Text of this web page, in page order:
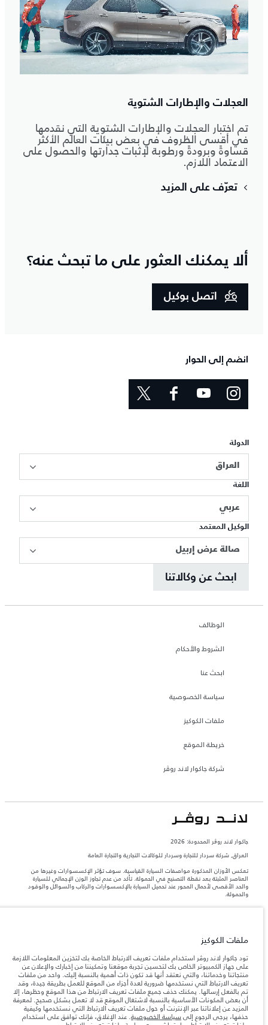
العجلات والإطارات الشتوية
تم اختبار العجلات والإطارات الشتوية التي نقدمها
في أقسى الظروف في بعض بيئات العالم الأكثر
قساوةً وبرودةً ورطوبة لإثبات جدارتها والحصول على
الاعتماد اللازم.
تعرّف على المزيد
ألا يمكنك العثور على ما تبحث عنه؟
اتصل بوكيل
انضم إلى الحوار
الدولة
العراق
اللغة
عربي
الوكيل المعتمد
صالة عرض إربيل
ابحث عن وكالاتنا
الوظائف
الشروط والأحكام
ابحث عنا
سياسة الخصوصية
ملفات الكوكيز
خريطة الموقع
شركة جاكوار لاند روڤر
جاكوار لاند روڨر المحدودة: 2026
العراق, شركة سردار للتجارة وسردار للوكالات التجارية والتجارة العامة
تعكس الأوزان المذكورة مواصفات السيارة القياسية. سوف تؤثر الإكسسوارات وغيرها من
العناصر المثبتة بعد نقطة التصنيع في الحمولة. تأكد من عدم تجاوز الوزن الإجمالي للسيارة
والحد الأقصى لأحمال المحور عند تحميل السيارة بالإكسسوارات والركاب والسوائل والوقود
والحمولة.
والتحقق من الأسعار.
في مواصفات تصميم السيارات وتوفر الخيارات وتوقيتات التصاميم. هذا ظرف ديناميكي
للغاية، ونتيجة لذلك، قد لا تمثّل الصور المستخدَمة ضمن موقع الويب حاليًا المواصفات الحالية
بالكامل بالنسبة إلى الميزات والخيارات والحلية ومجموعات الألوان. يرجى استشارة وكيلك الذي
سيتمكّن من تأكيد أي تقييدات حالية معك للسماح لك باتخاذ قرار مدروس
الأرقام المقدمة هي نتيجة لاختبارات المصنع الرسمية وفقاً لتشريعات الاتحاد الأوروبي. قد
يتباين استهلك الوقود الفعلي للمركبة عن ذلك المتحقق في تلك الاختبارات كما أن هذه
الأرقام بغرض المقارنة فحسب.
ملفات الكوكيز
تود جاكوار لاند روڤر استخدام ملفات تعريف الارتباط الخاصة بك لتخزين المعلومات اللازمة
على جهاز الكمبيوتر الخاص بك لتحسين تجربة موقعنا وتمكيننا من إخبارك والإعلان عن
منتجاتنا وخدماتنا، والتي نعتقد أنها قد تكون ذات أهمية بالنسبة إليك. واحد من ملفات
تعريف الارتباط التي نستخدمها ضرورية لعدة أجزاء من الموقع للعمل بطريقة جيدة، وقد
تم بالفعل إرسالها. يمكنك حذف جميع ملفات تعريف الارتباط من هذا الموقع وحظرها، إلا
أن بعض المكونات الأساسية بالنسبة لاشتغال الموقع قد لا تعمل بشكل صحيح. لمعرفة
المزيد عن إعلاناتنا عبر الإنترنت أو حول ملفات تعريف الارتباط التي نستخدمها وكيفية
حذفها، يرجى الرجوع إلى سياسة الخصوصية. عند الإغلاق، فإنك توافق على استخدام